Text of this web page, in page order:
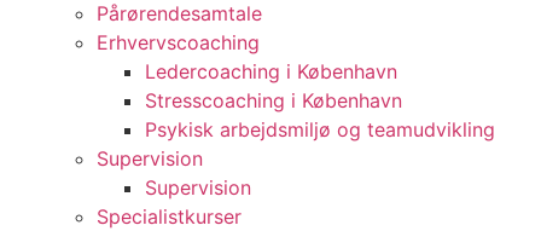
Pårørendesamtale
Erhvervscoaching
Ledercoaching i København
Stresscoaching i København
Psykisk arbejdsmiljø og teamudvikling
Supervision
Supervision
Specialistkurser